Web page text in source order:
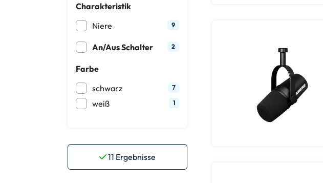
Charakteristik
Niere
9
An/Aus Schalter 2
Farbe
schwarz
7
weiß 1
11 Ergebnisse